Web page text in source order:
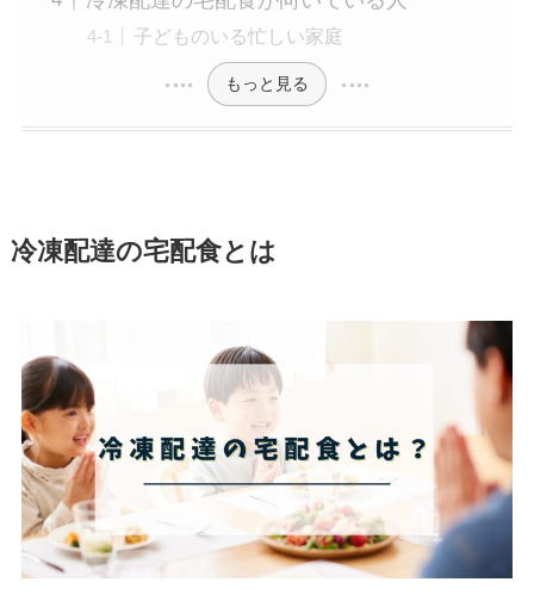
子どものいる忙しい家庭
もっと見る
冷凍配達の宅配食とは